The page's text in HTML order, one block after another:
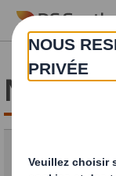
Skip to main
Nous